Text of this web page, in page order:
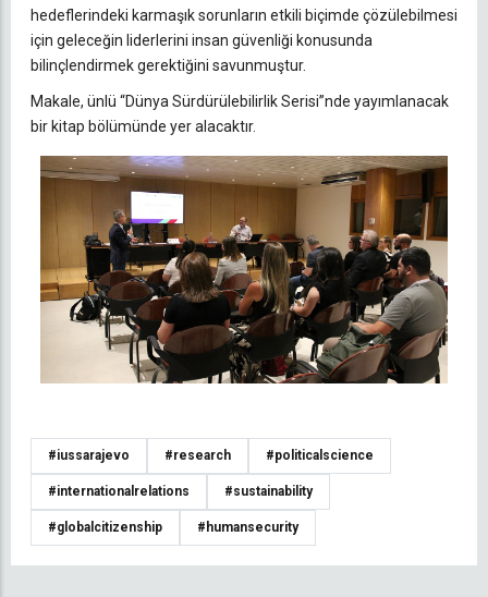
hedeflerindeki karmaşık sorunların etkili biçimde çözülebilmesi
için geleceğin liderlerini insan güvenliği konusunda
bilinçlendirmek gerektiğini savunmuştur.
Makale, ünlü “Dünya Sürdürülebilirlik Serisi”nde yayımlanacak
bir kitap bölümünde yer alacaktır.
#iussarajevo #research #politicalscience
#internationalrelations #sustainability
#globalcitizenship #humansecurity